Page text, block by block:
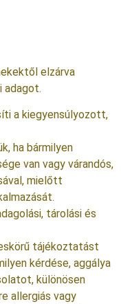
elzárva
adagot.
a kiegyensúlyozott,
ha bármilyen
van vagy várandós,
mielőtt
tárolási és
tájékoztatást
kérdése, aggálya
különösen
allergiás vagy